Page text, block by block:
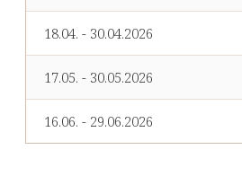
18.04. - 30.04.2026
17.05. - 30.05.2026
16.06. - 29.06.2026